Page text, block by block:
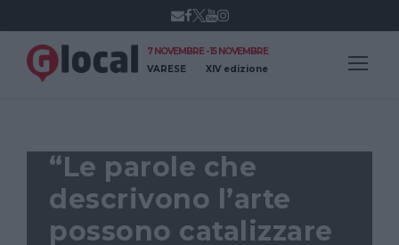
7 NOVEMBRE - 15 NOVEMBRE
VARESE
XIV edizione
“Le parole che
descrivono l’arte
possono catalizzare